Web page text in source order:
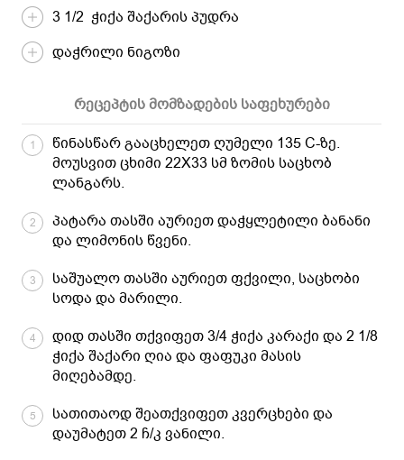
3 1/2 ჭიქა შაქარის პუდრა
დაჭრილი ნიგოზი
რეცეპტის მომზადების საფეხურები
1
წინასწარ გააცხელეთ ღუმელი 135 C-ზე.
მოუსვით ცხიმი 22X33 სმ ზომის საცხობ
ლანგარს.
2
პატარა თასში აურიეთ დაჭყლეტილი ბანანი
და ლიმონის წვენი.
3
საშუალო თასში აურიეთ ფქვილი, საცხობი
სოდა და მარილი.
4
დიდ თასში თქვიფეთ 3/4 ჭიქა კარაქი და 2 1/8
ჭიქა შაქარი ღია და ფაფუკი მასის
მიღებამდე.
5
სათითაოდ შეათქვიფეთ კვერცხები და
დაუმატეთ 2 ჩ/კ ვანილი.